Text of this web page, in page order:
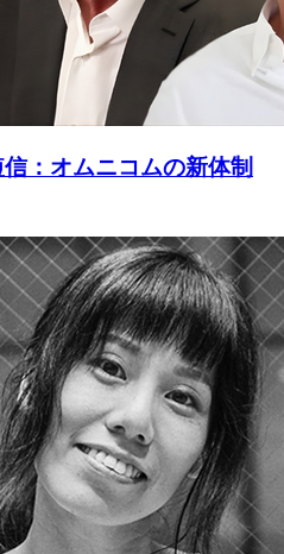
：オムニコムの新体制